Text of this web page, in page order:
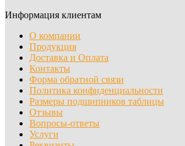
Информация клиентам
О компании
Продукция
Доставка и Оплата
Контакты
Форма обратной связи
Политика конфиденциальности
Размеры подшипников таблицы
Отзывы
Вопросы-ответы
Услуги